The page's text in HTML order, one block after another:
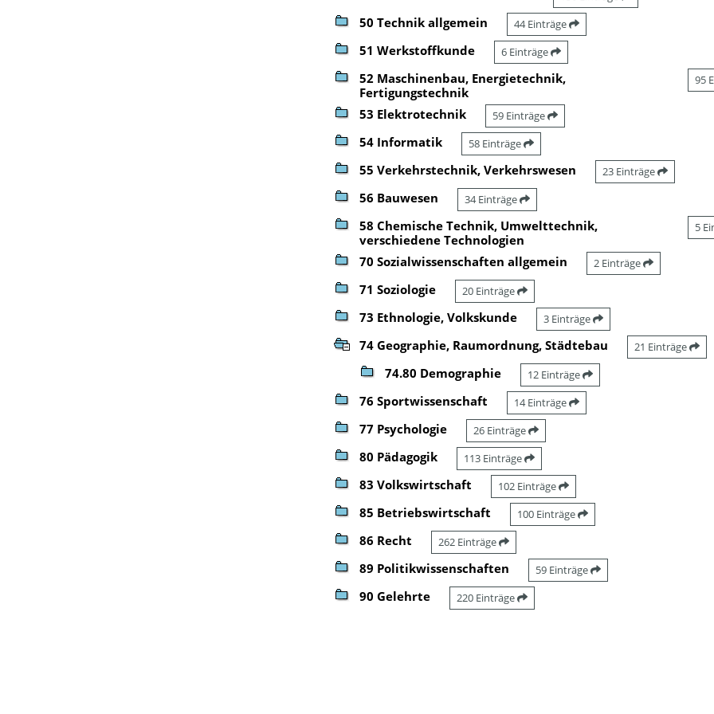
50 Technik allgemein 44 Einträge
51 Werkstoffkunde 6 Einträge
52 Maschinenbau, Energietechnik,
Fertigungstechnik
95
53 Elektrotechnik 59 Einträge
54 Informatik 58 Einträge
55 Verkehrstechnik, Verkehrswesen 23 Einträge
56 Bauwesen 34 Einträge
58 Chemische Technik, Umwelttechnik,
verschiedene Technologien
5
70 Sozialwissenschaften allgemein 2 Einträge
71 Soziologie 20 Einträge
73 Ethnologie, Volkskunde 3 Einträge
74 Geographie, Raumordnung, Städtebau 21 Einträge
74.80 Demographie 12 Einträge
76 Sportwissenschaft 14 Einträge
77 Psychologie 26 Einträge
80 Pädagogik 113 Einträge
83 Volkswirtschaft 102 Einträge
85 Betriebswirtschaft 100 Einträge
86 Recht 262 Einträge
89 Politikwissenschaften 59 Einträge
90 Gelehrte 220 Einträge